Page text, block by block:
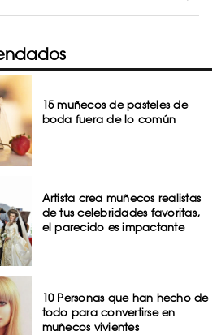
15 muñecos de pasteles de
boda fuera de lo común
Artista crea muñecos realistas
de tus celebridades favoritas,
el parecido es impactante
10 Personas que han hecho de
todo para convertirse en
muñecos vivientes